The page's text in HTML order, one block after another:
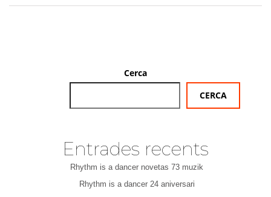
Cerca
CERCA
Entrades recents
Rhythm is a dancer novetas 73 muzik
Rhythm is a dancer 24 aniversari